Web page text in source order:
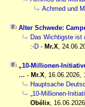
Achmed und
Alter Schwede:
Das Wichtigste ist
:-D - Mr.X
„10-Millionen-
… - Mr.X
16.06.2026,
Hauptsache
„10-Millionen-
Obélix